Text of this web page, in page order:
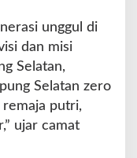
unggul di
dan misi
Selatan,
Selatan zero
remaja putri,
ujar camat